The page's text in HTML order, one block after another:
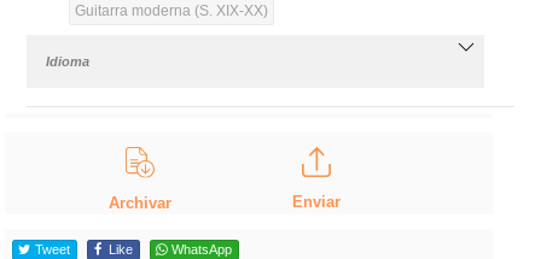
Guitarra moderna (S. XIX-XX)
Idioma
Archivar Enviar
Tweet Like WhatsApp